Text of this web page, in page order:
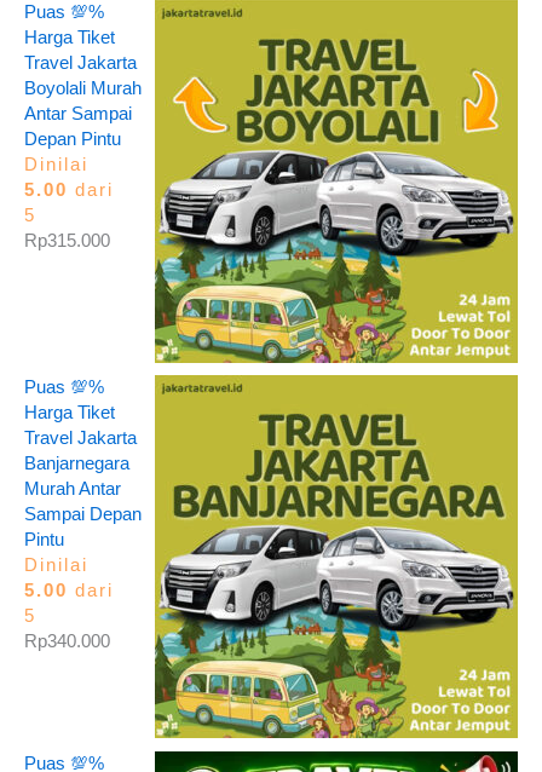
Puas 💯%
Harga Tiket
Travel Jakarta
Boyolali Murah
Antar Sampai
Depan Pintu
Dinilai
5.00 dari
5
Rp315.000
Puas 💯%
Harga Tiket
Travel Jakarta
Banjarnegara
Murah Antar
Sampai Depan
Pintu
Dinilai
5.00 dari
5
Rp340.000
Puas 💯%